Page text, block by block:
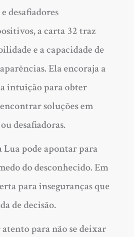
desafiadores
a carta 32 traz
e a capacidade de
Ela encoraja a
intuição para obter
soluções em
desafiadoras.
Lua pode apontar para
do desconhecido. Em
para inseguranças que
de decisão.
para não se deixar